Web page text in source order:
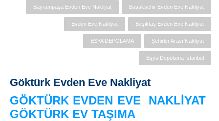
Başakşehir Evden Eve Nakliyat
Bayrampaşa Evden Eve Nakliyat
Beşiktaş Evden Eve Nakliyat
Evden Eve Nakliyat
Şehirler Arası Nakliyat
EŞYA DEPOLAMA
Eşya Depolama İstanbul
Göktürk Evden Eve Nakliyat
GÖKTÜRK EVDEN EVE NAKLİYAT
GÖKTÜRK EV TAŞIMA